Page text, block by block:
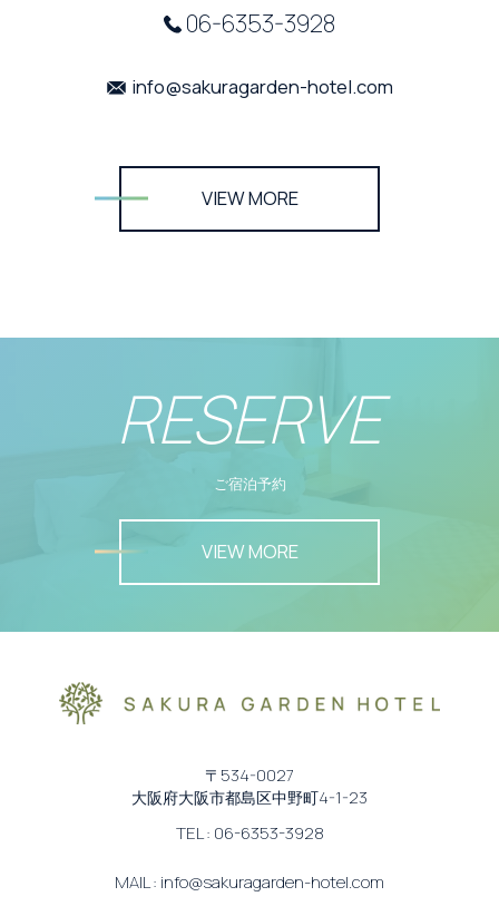
06-6353-3928
info@sakuragarden-hotel.com
VIEW MORE
RESERVE
ご宿泊予約
VIEW MORE
〒534-0027
大阪府大阪市都島区中野町4-1-23
TEL : 06-6353-3928
MAIL : info@sakuragarden-hotel.com